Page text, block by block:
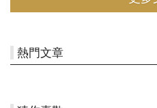
式騙局，以及基於龐式騙局的其他
麼，只要投資界是用
熱門文章